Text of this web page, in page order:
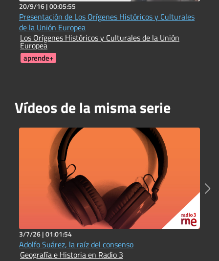
20/9/16 |00:05:55
Presentación de Los Orígenes Históricos y Culturales
de la Unión Europea
Los Orígenes Históricos y Culturales de la Unión
Europea
aprende+
Vídeos de la misma serie
3/7/26 |01:01:54
Adolfo Suárez, la raíz del consenso
Geografía e Historia en Radio 3